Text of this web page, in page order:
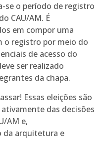
se o período de registro
CAU/AM. É
​​em compor uma
o registro por meio do
de acesso do
ser realizado
da chapa.
Essas eleições são
das decisões
AM e,
da arquitetura e